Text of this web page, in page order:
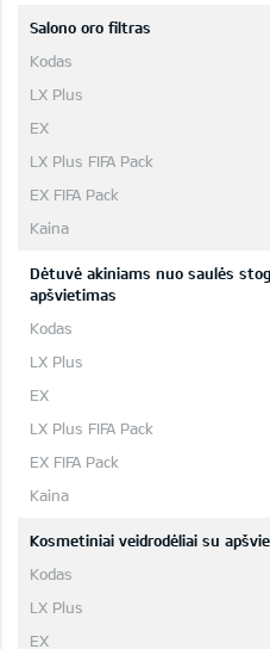
Salono oro filtras
Dėtuvė akiniams nuo saulės
apšvietimas
Kosmetiniai veidrodėliai su